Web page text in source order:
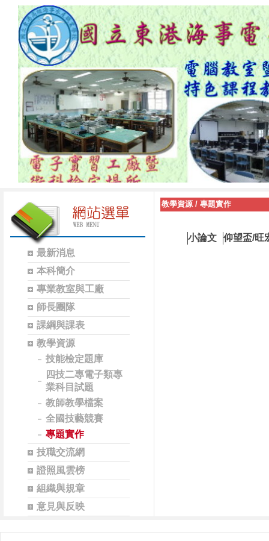
最新消息
本科簡介
專業教室與工廠
師長團隊
課綱與課表
教學資源
技能檢定題庫
四技二專電子類專
業科目試題
教師教學檔案
全國技藝競賽
專題實作
技職交流網
證照風雲榜
組織與規章
意見與反映
教學資源/ 專題實作
小論文 仰望盃/旺